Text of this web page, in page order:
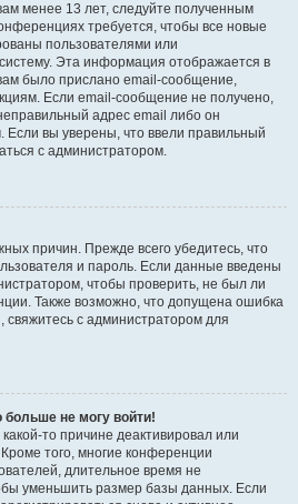
менее 13 лет, следуйте полученным
требуется, чтобы все новые
пользователями или
Эта информация отображается в
было прислано email-сообщение,
Если email-сообщение не получено,
адрес email либо он
Если вы уверены, что ввели правильный
с администратором.
причин. Прежде всего убедитесь, что
и пароль. Если данные введены
чтобы проверить, не был ли
Также возможно, что допущена ошибка
с администратором для
больше не могу войти!
то причине деактивировал или
того, многие конференции
длительное время не
уменьшить размер базы данных. Если